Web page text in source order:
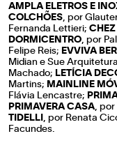
AMPLA ELETROS E
COLCHÕES, por
Fernanda Lettieri; CHEZ
DORMICENTRO, por
Felipe Reis; EVVIVA
Midian e Sue
Machado; LETÍCIA
Martins; MAINLINE
Flávia Lencastre;
PRIMAVERA CASA, por
TIDELLI , por Renata
Facundes.